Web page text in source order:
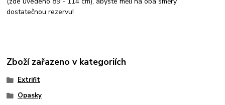
dostatečnou rezervu!
Zboží zařazeno v kategoriích
Extrifit
Opasky